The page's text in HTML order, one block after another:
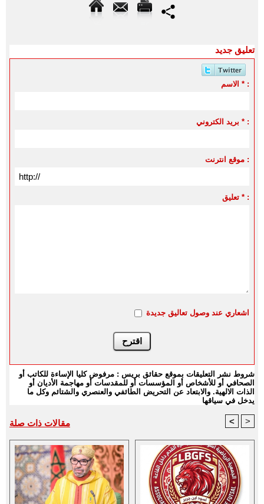
تعليق جديد
الاسم * :
بريد الكتروني * :
موقع انترنت :
تعليق * :
اشعاري عند وصول تعاليق جديدة
شروط نشر التعليقات بموقع حقائق بريس : مرفوض كليا الإساءة للكاتب أو
الصحافي أو للأشخاص أو المؤسسات أو للمقدسات أو مهاجمة الأديان أو
الذات الالهية. والابتعاد عن التحريض الطائفي والعنصري والشتائم وكل ما
يدخل في سياقها
مقالات ذات صلة < >